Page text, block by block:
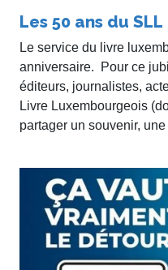
Les 50 ans du SLL
Le service du livre
anniversaire. Pour ce
éditeurs, journalistes,
Livre Luxembourgeois
partager un souvenir,